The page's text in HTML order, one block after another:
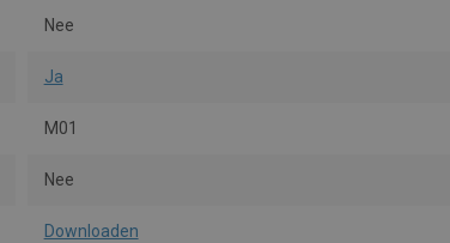
Nee
Ja
M01
Nee
Downloaden